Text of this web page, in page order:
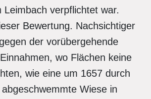
Leimbach verpflichtet war.
Bewertung. Nachsichtiger
der vorübergehende
wo Flächen keine
wie eine um 1657 durch
Wiese in